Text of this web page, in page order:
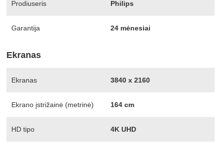
Prodiuseris Philips
Garantija 24 mėnesiai
Ekranas
Ekranas 3840 x 2160
Ekrano įstrižainė (metrinė) 164 cm
HD tipo 4K UHD